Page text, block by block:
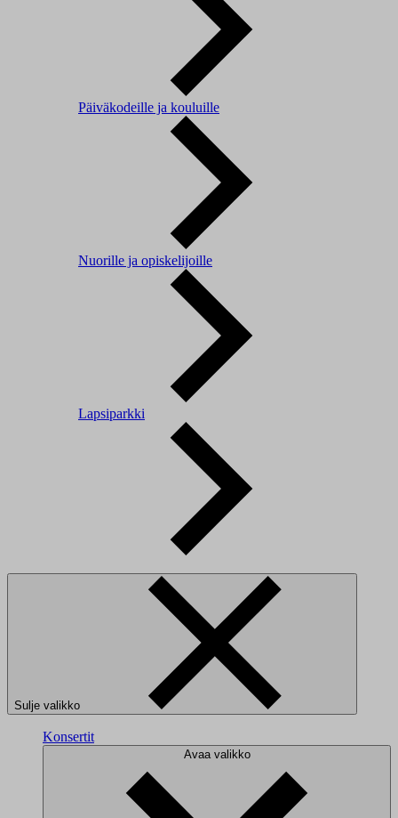
Päiväkodeille ja kouluille
Nuorille ja opiskelijoille
Lapsiparkki
Sulje valikko
Konsertit
Avaa valikko